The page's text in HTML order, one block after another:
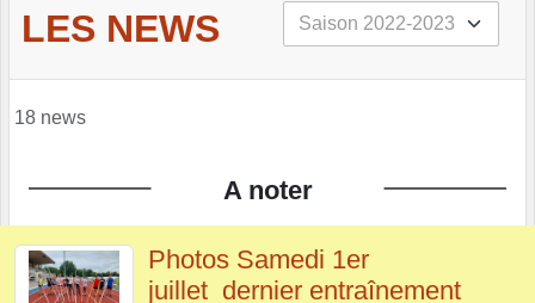
LES NEWS
18 news
A noter
Photos Samedi 1er
juillet_dernier entraînement